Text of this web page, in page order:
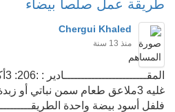
طريقة عمل صلصا بيضاء
Chergui Khaled
منذ 13 سنة
فلفل أسود بيضة واحدة